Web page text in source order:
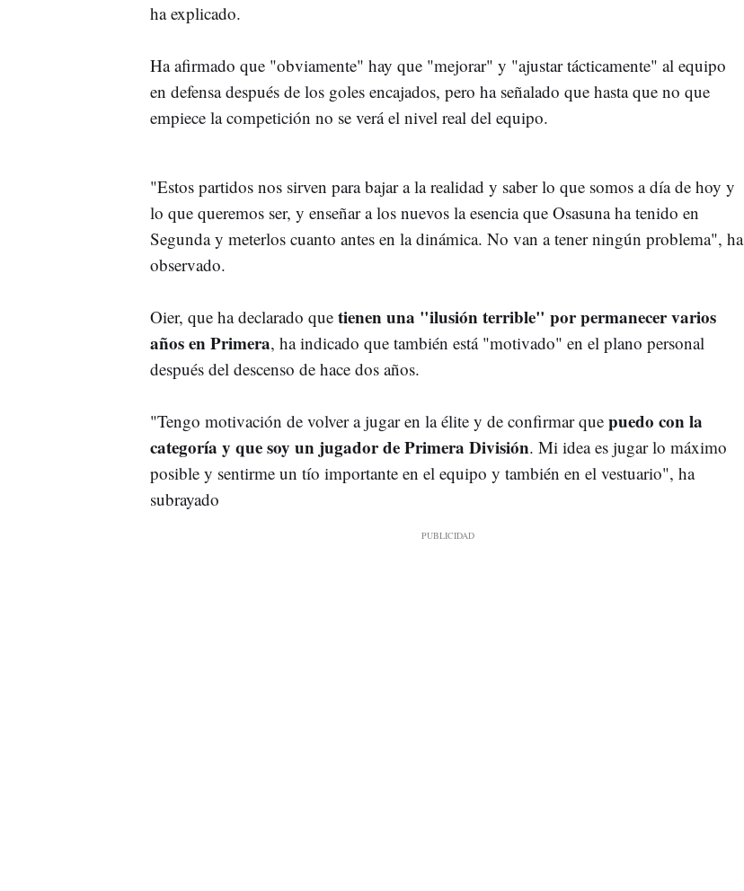
ha explicado.
Ha afirmado que "obviamente" hay que "mejorar" y "ajustar tácticamente" al equipo
en defensa después de los goles encajados, pero ha señalado que hasta que no que
empiece la competición no se verá el nivel real del equipo.
"Estos partidos nos sirven para bajar a la realidad y saber lo que somos a día de hoy y
lo que queremos ser, y enseñar a los nuevos la esencia que Osasuna ha tenido en
Segunda y meterlos cuanto antes en la dinámica. No van a tener ningún problema", ha
observado.
Oier, que ha declarado quetienen una "ilusión terrible" por permanecer varios
años en Primera, ha indicado que también está "motivado" en el plano personal
después del descenso de hace dos años.
"Tengo motivación de volver a jugar en la élite y de confirmar quepuedo con la
categoría y que soy un jugador de Primera División. Mi idea es jugar lo máximo
posible y sentirme un tío importante en el equipo y también en el vestuario", ha
subrayado